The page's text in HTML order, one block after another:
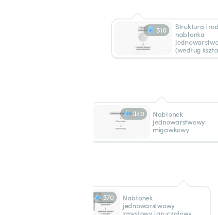
510
Struktura i
nabłonka
(według
340
Nabłonek
jednowarstwowy
migawkowy
370
Nabłonek
jednowarstwowy